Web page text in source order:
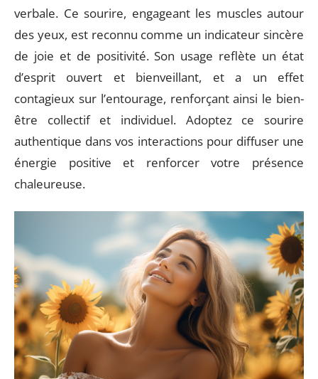
verbale. Ce sourire, engageant les muscles autour
des yeux, est reconnu comme un indicateur sincère
de joie et de positivité. Son usage reflète un état
d’esprit ouvert et bienveillant, et a un effet
contagieux sur l’entourage, renforçant ainsi le bien-
être collectif et individuel. Adoptez ce sourire
authentique dans vos interactions pour diffuser une
énergie positive et renforcer votre présence
chaleureuse.